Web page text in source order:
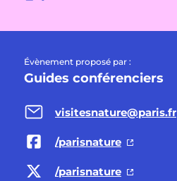
Évènement proposé par :
Guides conférenciers
visitesnature@paris.fr
/parisnature
/parisnature